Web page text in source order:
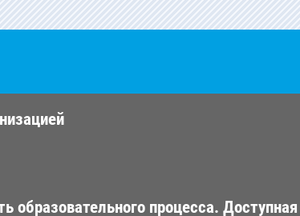
образовательного процесса.